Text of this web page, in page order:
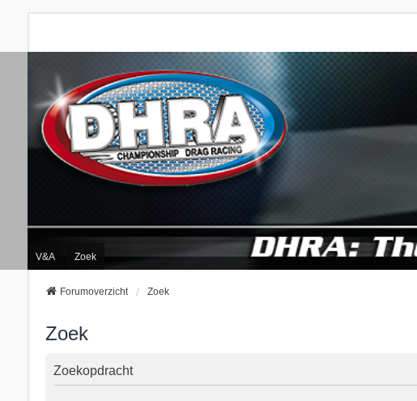
V&A Zoek
Forumoverzicht Zoek
Zoek
Zoekopdracht